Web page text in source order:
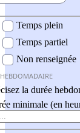
Temps plein
Temps partiel
Non renseignée
la durée
minimale (en